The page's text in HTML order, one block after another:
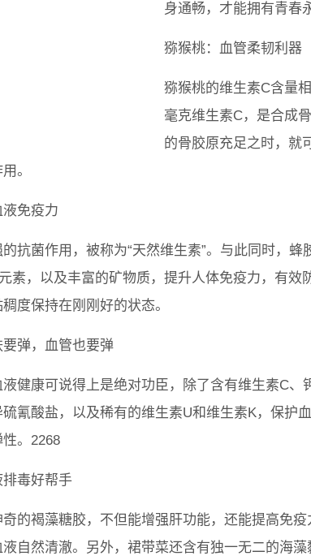
身通畅，才能拥有青春
猕猴桃：血管柔韧利器
猕猴桃的维生素C含量
毫克维生素C，是合成
的骨胶原充足之时，就
。
免疫力
抗菌作用，被称为“天然维生素”。与此同时，
素，以及丰富的矿物质，提升人体免疫力，有效
度保持在刚刚好的状态。
弹，血管也要弹
健康可说得上是绝对功臣，除了含有维生素C、
氰酸盐，以及稀有的维生素U和维生素K，保护
。2268
毒好帮手
的褐藻糖胶，不但能增强肝功能，还能提高免
自然清澈。另外，裙带菜还含有独一无二的海